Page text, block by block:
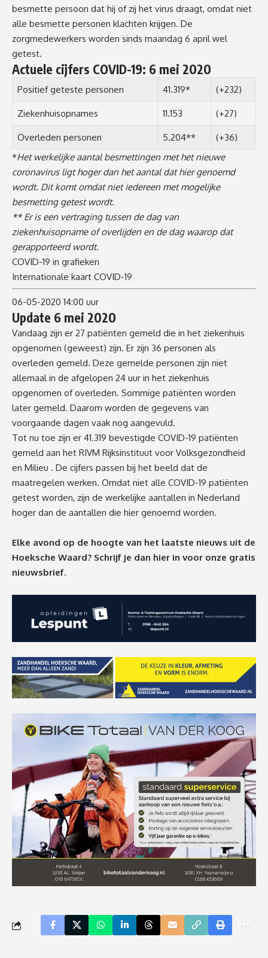
besmette persoon dat hij of zij het virus draagt, omdat niet
alle besmette personen klachten krijgen. De
zorgmedewerkers worden sinds maandag 6 april wel
getest.
Actuele cijfers COVID-19: 6 mei 2020
Positief geteste personen 41.319* (+232)
Ziekenhuisopnames 11.153 (+27)
Overleden personen 5.204**
(+36)
*Het werkelijke aantal besmettingen met het nieuwe
coronavirus ligt hoger dan het aantal dat hier genoemd
wordt. Dit komt omdat niet iedereen met mogelijke
besmetting getest wordt.
** Er is een vertraging tussen de dag van
ziekenhuisopname of overlijden en de dag waarop dat
gerapporteerd wordt.
COVID-19 in grafieken
Internationale kaart COVID-19
06-05-2020 14:00 uur
Update 6 mei 2020
Vandaag zijn er 27 patiënten gemeld die in het ziekenhuis
opgenomen (geweest) zijn. Er zijn 36 personen als
overleden gemeld. Deze gemelde personen zijn niet
allemaal in de afgelopen 24 uur in het ziekenhuis
opgenomen of overleden. Sommige patiënten worden
later gemeld. Daarom worden de gegevens van
voorgaande dagen vaak nog aangevuld.
Tot nu toe zijn er 41.319 bevestigde COVID-19 patiënten
gemeld aan het RIVM Rijksinstituut voor Volksgezondheid
en Milieu . De cijfers passen bij het beeld dat de
maatregelen werken. Omdat niet alle COVID-19 patiënten
getest worden, zijn de werkelijke aantallen in Nederland
hoger dan de aantallen die hier genoemd worden.
Elke avond op de hoogte van het laatste nieuws uit de
Hoeksche Waard? Schrijf je dan hier in voor onze gratis
nieuwsbrief.